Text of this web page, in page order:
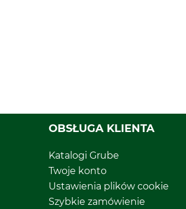
OBSŁUGA KLIENTA
Katalogi Grube
Twoje konto
Ustawienia plików cookie
Szybkie zamówienie